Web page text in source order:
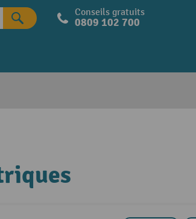
Conseils gratuits
0809 102 700